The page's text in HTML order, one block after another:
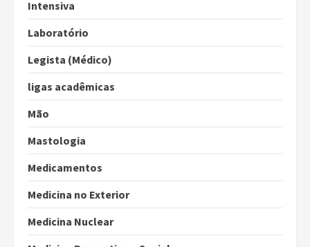
Intensiva
Laboratório
Legista (Médico)
ligas acadêmicas
Mão
Mastologia
Medicamentos
Medicina no Exterior
Medicina Nuclear